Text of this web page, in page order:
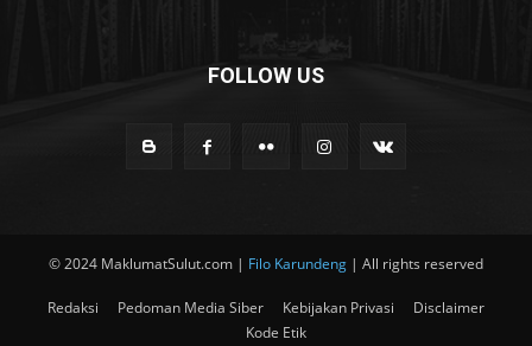
FOLLOW US
© 2024 MaklumatSulut.com | Filo Karundeng | All rights reserved
Redaksi Pedoman Media Siber Kebijakan Privasi
Disclaimer
Kode Etik